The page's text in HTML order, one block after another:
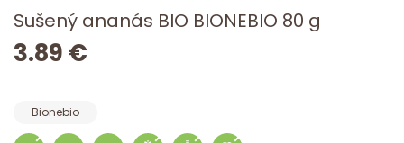
Sušený ananás BIO BIONEBIO 80 g
3.89 €
Bionebio